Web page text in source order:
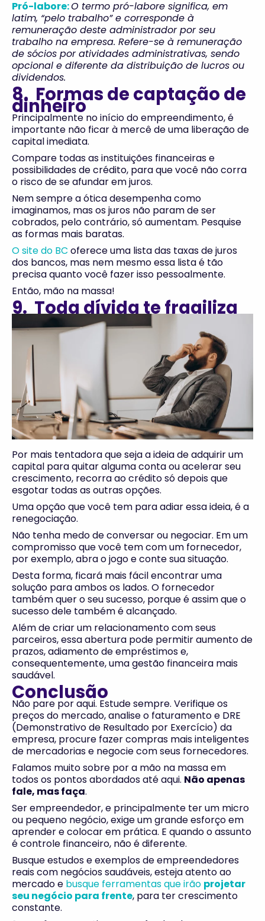
Pró-labore:O termo pró-labore significa, em
latim, “pelo trabalho” e corresponde à
remuneração deste administrador por seu
trabalho na empresa. Refere-se à remuneração
de sócios por atividades administrativas, sendo
opcional e diferente da distribuição de lucros ou
dividendos.
8. Formas de captação de
dinheiro
Principalmente no início do empreendimento, é
importante não ficar à mercê de uma liberação de
capital imediata.
Compare todas as instituições financeiras e
possibilidades de crédito, para que você não corra
o risco de se afundar em juros.
Nem sempre a ótica desempenha como
imaginamos, mas os juros não param de ser
cobrados, pelo contrário, só aumentam. Pesquise
as formas mais baratas.
O site do BC oferece uma lista das taxas de juros
dos bancos, mas nem mesmo essa lista é tão
precisa quanto você fazer isso pessoalmente.
Então, mão na massa!
9. Toda dívida te fragiliza
Por mais tentadora que seja a ideia de adquirir um
capital para quitar alguma conta ou acelerar seu
crescimento, recorra ao crédito só depois que
esgotar todas as outras opções.
Uma opção que você tem para adiar essa ideia, é a
renegociação.
Não tenha medo de conversar ou negociar. Em um
compromisso que você tem com um fornecedor,
por exemplo, abra o jogo e conte sua situação.
Desta forma, ficará mais fácil encontrar uma
solução para ambos os lados. O fornecedor
também quer o seu sucesso, porque é assim que o
sucesso dele também é alcançado.
Além de criar um relacionamento com seus
parceiros, essa abertura pode permitir aumento de
prazos, adiamento de empréstimos e,
consequentemente, uma gestão financeira mais
saudável.
Conclusão
Não pare por aqui. Estude sempre. Verifique os
preços do mercado, analise o faturamento e DRE
(Demonstrativo de Resultado por Exercício) da
empresa, procure fazer compras mais inteligentes
de mercadorias e negocie com seus fornecedores.
Falamos muito sobre por a mão na massa em
todos os pontos abordados até aqui. Não apenas
fale, mas faça.
Ser empreendedor, e principalmente ter um micro
ou pequeno negócio, exige um grande esforço em
aprender e colocar em prática. E quando o assunto
é controle financeiro, não é diferente.
Busque estudos e exemplos de empreendedores
reais com negócios saudáveis, esteja atento ao
mercado e busque ferramentas que irão projetar
seu negócio para frente, para ter crescimento
constante.